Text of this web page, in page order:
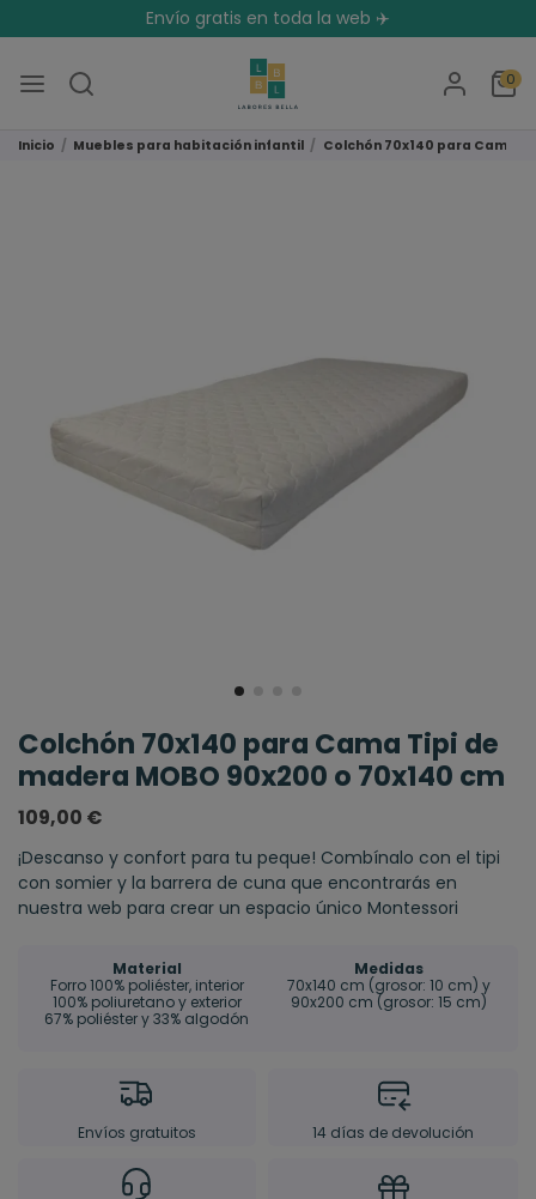
Envío gratis en toda la web ✈️
0
Inicio Muebles para habitación infantil Colchón 70x140 para Cama
Colchón 70x140 para Cama Tipi de
madera MOBO 90x200 o 70x140 cm
109,00 €
¡Descanso y confort para tu peque! Combínalo con el tipi
con somier y la barrera de cuna que encontrarás en
nuestra web para crear un espacio único Montessori
Material
Forro 100% poliéster, interior
100% poliuretano y exterior
67% poliéster y 33% algodón
Medidas
70x140 cm (grosor: 10 cm) y
90x200 cm (grosor: 15 cm)
Envíos gratuitos 14 días de devolución